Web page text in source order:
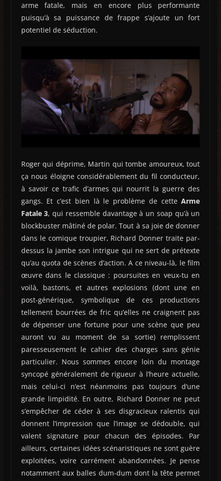
arme fatale, mais en encore plus performante
puisqu’à sa puissance de frappe s’ajoute un fort
potentiel de séduction.
Roger qui déprime, Martin qui tombe amoureux, tout
ça nous éloigne considérablement du fil conducteur,
à savoir ce trafic d’armes qui nourrit la guerre des
gangs. Et c’est bien là le problème de cetteArme
Fatale 3, qui ressemble davantage à un soap qu’à un
blockbuster mâtiné de polar. Tout à sa joie de donner
dans le comique troupier, Richard Donner traite par-
dessus la jambe son intrigue qui ne sert de prétexte
qu’au quota de scènes d’action. A ce niveau-là, le film
œuvre dans le classique : poursuites en veux-tu en
voilà, bastons, et autres explosions (dont une en
post-générique, symbolique de ces productions
tellement bourrées de fric qu’elles ne craignent pas
de dépenser une fortune pour une scène que peu
auront vu au moment de sa sortie) remplissent
paresseusement le cahier des charges sans génie
particulier. Nous sommes encore loin du montage
syncopé généralement de rigueur à l’heure actuelle,
mais celui-ci n’est néanmoins pas toujours d’une
grande limpidité. En outre, Richard Donner ne peut
s’empêcher de céder à ses disgracieux ralentis qui
donnent l’impression que l’image se dédouble, qui
valent signature pour chacun des épisodes. Par
ailleurs, certaines idées scénaristiques ne sont guère
exploitées, voire carrément abandonnées. Je pense
notamment aux balles dum-dum dont la tête permet